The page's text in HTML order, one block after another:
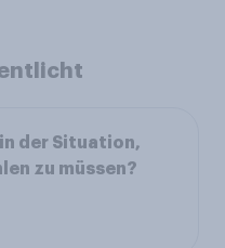
der Situation,
zu müssen?